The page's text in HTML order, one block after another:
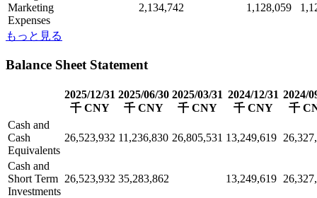
Marketing
Expenses
2,134,742 1,128,059
もっと見る
Balance Sheet Statement
2025/12/31
千 CNY
2025/06/30
千 CNY
2025/03/31
千 CNY
2024/12/31
千 CNY
2024/
千
Cash and
Cash
Equivalents
26,523,932 11,236,830 26,805,531 13,249,619
Cash and
Short Term
Investments
26,523,932 35,283,862 13,249,619